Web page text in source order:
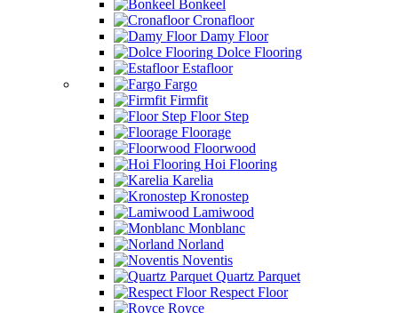
Bonkeel
Cronafloor
Damy Floor
Dolce Flooring
Estafloor
Fargo
Firmfit
Floor Step
Floorage
Floorwood
Hoi Flooring
Karelia
Kronostep
Lamiwood
Monblanc
Norland
Noventis
Quartz Parquet
Respect Floor
Royce